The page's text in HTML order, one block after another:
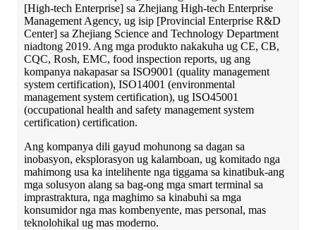
[High-tech Enterprise] sa Zhejiang High-tech Enterprise
Management Agency, ug isip [Provincial Enterprise R&D
Center] sa Zhejiang Science and Technology Department
niadtong 2019. Ang mga produkto nakakuha ug CE, CB,
CQC, Rosh, EMC, food inspection reports, ug ang
kompanya nakapasar sa ISO9001 (quality management
system certification), ISO14001 (environmental
management system certification), ug ISO45001
(occupational health and safety management system
certification) certification.
Ang kompanya dili gayud mohunong sa dagan sa
inobasyon, eksplorasyon ug kalamboan, ug komitado nga
mahimong usa ka intelihente nga tiggama sa kinatibuk-ang
mga solusyon alang sa bag-ong mga smart terminal sa
imprastraktura, nga maghimo sa kinabuhi sa mga
konsumidor nga mas kombenyente, mas personal, mas
teknolohikal ug mas moderno.